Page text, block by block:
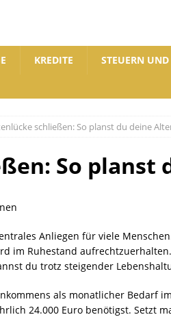
KREDITE STEUERN UND
schließen: So planst du deine
So
Anliegen für viele
im Ruhestand
du trotz steigender
als monatlicher Bedarf
24.000 Euro benötigst. Setzt